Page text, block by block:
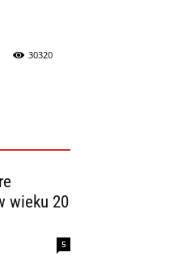
30320
wieku 20
5